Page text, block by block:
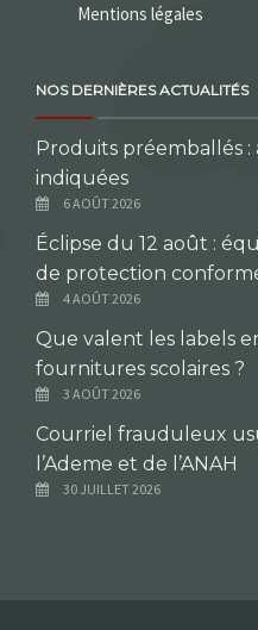
Mentions légales
NOS DERNIÈRES ACTUALITÉS
Produits préemballés
indiquées
6 AOÛT 2026
Éclipse du 12 août :
de protection
4 AOÛT 2026
Que valent les labels
fournitures scolaires ?
3 AOÛT 2026
Courriel frauduleux
l’Ademe et de l’ANAH
30 JUILLET 2026